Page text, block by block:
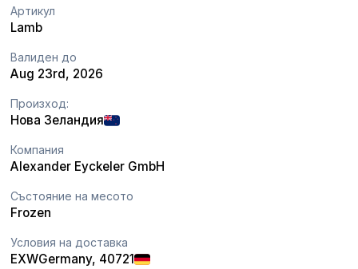
Артикул
Lamb
Валиден до
Aug 23rd, 2026
Произход:
Нова Зеландия
Компания
Alexander Eyckeler GmbH
Състояние на месото
Frozen
Условия на доставка
EXWGermany, 40721